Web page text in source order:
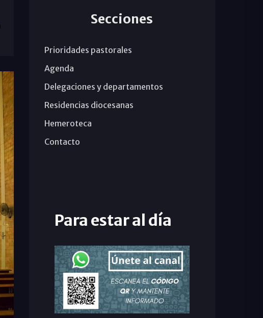
Secciones
Prioridades pastorales
Agenda
Delegaciones y departamentos
Residencias diocesanas
Hemeroteca
Contacto
Para estar al día